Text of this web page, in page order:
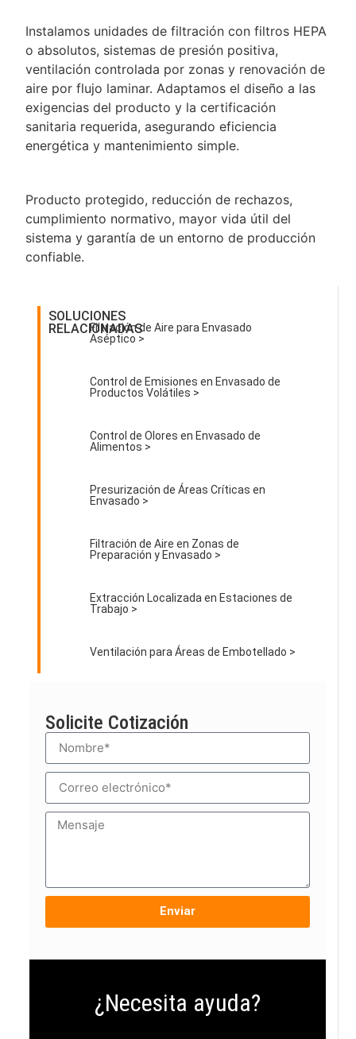
SOLUCIONES
RELACIONADAS
Filtración de Aire para Envasado
Aséptico >
Control de Emisiones en Envasado de
Productos Volátiles >
Control de Olores en Envasado de
Alimentos >
Presurización de Áreas Críticas en
Envasado >
Filtración de Aire en Zonas de
Preparación y Envasado >
Extracción Localizada en Estaciones de
Trabajo >
Ventilación para Áreas de Embotellado >
Solicite Cotización
Enviar
¿Necesita ayuda?
Instalamos unidades de filtración con filtros HEPA
o absolutos, sistemas de presión positiva,
ventilación controlada por zonas y renovación de
aire por flujo laminar. Adaptamos el diseño a las
exigencias del producto y la certificación
sanitaria requerida, asegurando eficiencia
energética y mantenimiento simple.
Producto protegido, reducción de rechazos,
cumplimiento normativo, mayor vida útil del
sistema y garantía de un entorno de producción
confiable.